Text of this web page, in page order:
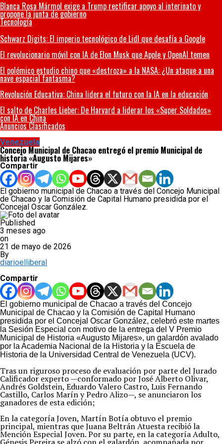
Blanca Rosa Mármol exige a Trump rectificar apoyo al interinato y
propone la junta de gobierno
Tecnología
Schwarz Digits: El imperio tecnológico de Lidl que desafía a Google
El revolucionario móvil con IA de Elon Musk que Apple y OpenAI temen
El polémico estudio chino que «destroza» a la NASA: ¿Un ataque a una
nave espacial fantasma?
Revolución Educativa: China lidera el futuro con la IA en la educación
El salto de Charles Lieber: De Harvard a liderar los «Super Soldados»
con IA en China
Anuncios Clasificados
Venezuela
Concejo Municipal de Chacao entregó el premio Municipal de
historia «Augusto Mijares»
Compartir
El gobierno municipal de Chacao a través del Concejo Municipal
de Chacao y la Comisión de Capital Humano presidida por el
Concejal Oscar González.
Published
3 meses ago
on
21 de mayo de 2026
By
diarioelliberal
Compartir
El gobierno municipal de Chacao a través del Concejo
Municipal de Chacao y la Comisión de Capital Humano
presidida por el Concejal Oscar González, celebró este martes
la Sesión Especial con motivo de la entrega del V Premio
Municipal de Historia «Augusto Mijares», un galardón avalado
por la Academia Nacional de la Historia y la Escuela de
Historia de la Universidad Central de Venezuela (UCV).
Tras un riguroso proceso de evaluación por parte del Jurado
Calificador experto —conformado por José Alberto Olivar,
Andrés Goldstein, Eduardo Valero Castro, Luis Fernando
Castillo, Carlos Marín y Pedro Alizo—, se anunciaron los
ganadores de esta edición;
En la categoría Joven, Martín Botía obtuvo el premio
principal, mientras que Juana Beltrán Atuesta recibió la
Mención Especial Joven. Por su parte, en la categoría Adulto,